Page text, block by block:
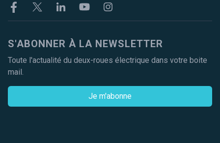
FacebookTwitter LinkekinYoutubeInstagram
S'ABONNER À LA NEWSLETTER
Toute l'actualité du deux-roues électrique dans votre boite
mail.
Je m'abonne